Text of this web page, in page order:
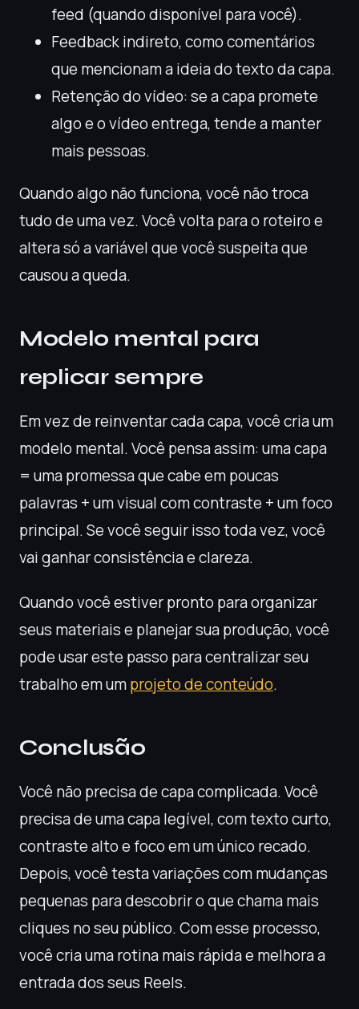
feed (quando disponível para você).
Feedback indireto, como comentários
que mencionam a ideia do texto da capa.
Retenção do vídeo: se a capa promete
algo e o vídeo entrega, tende a manter
mais pessoas.
Quando algo não funciona, você não troca
tudo de uma vez. Você volta para o roteiro e
altera só a variável que você suspeita que
causou a queda.
Modelo mental para
replicar sempre
Em vez de reinventar cada capa, você cria um
modelo mental. Você pensa assim: uma capa
= uma promessa que cabe em poucas
palavras + um visual com contraste + um foco
principal. Se você seguir isso toda vez, você
vai ganhar consistência e clareza.
Quando você estiver pronto para organizar
seus materiais e planejar sua produção, você
pode usar este passo para centralizar seu
trabalho em umprojeto de conteúdo.
Conclusão
Você não precisa de capa complicada. Você
precisa de uma capa legível, com texto curto,
contraste alto e foco em um único recado.
Depois, você testa variações com mudanças
pequenas para descobrir o que chama mais
cliques no seu público. Com esse processo,
você cria uma rotina mais rápida e melhora a
entrada dos seus Reels.